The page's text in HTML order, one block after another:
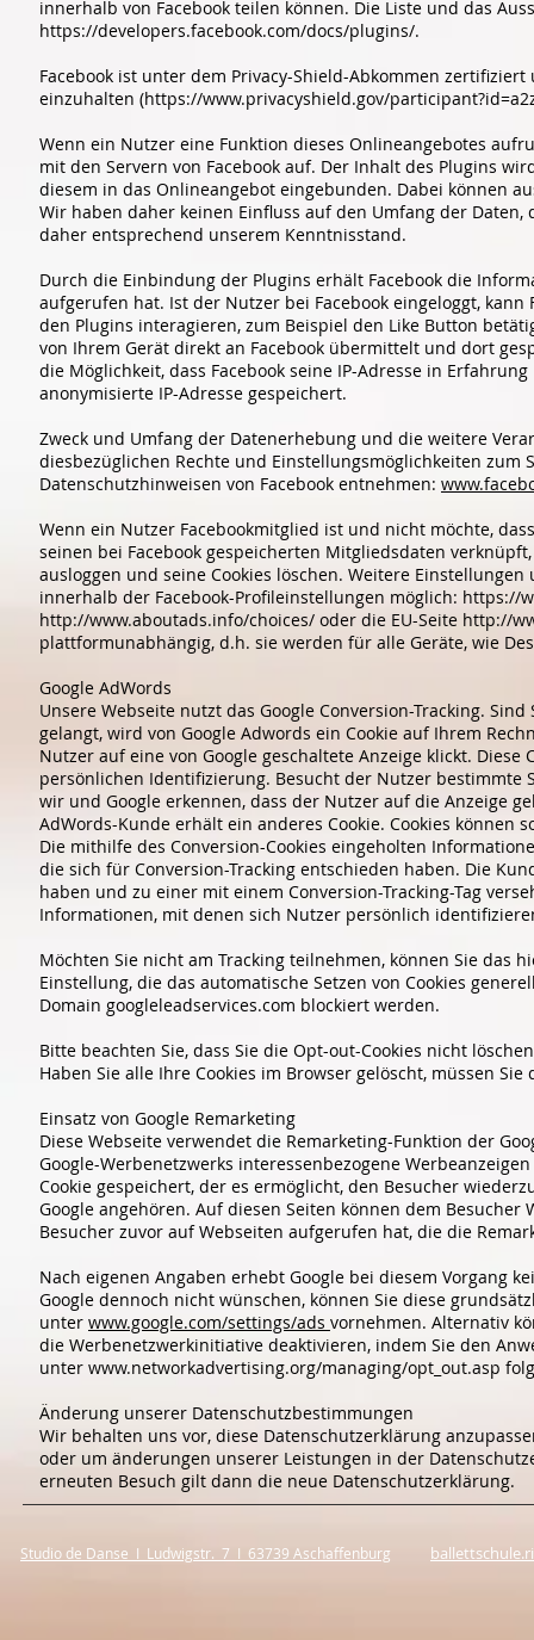
innerhalb von Facebook teilen können. Die Liste und das
https://developers.facebook.com/docs/plugins/.
Facebook ist unter dem Privacy-Shield-Abkommen
einzuhalten (https://www.privacyshield.gov/
Wenn ein Nutzer eine Funktion dieses Onlineangebotes
mit den Servern von Facebook auf. Der Inhalt des Plugins
diesem in das Onlineangebot eingebunden. Dabei können
Wir haben daher keinen Einfluss auf den Umfang der
daher entsprechend unserem Kenntnisstand.
Durch die Einbindung der Plugins erhält Facebook die
aufgerufen hat. Ist der Nutzer bei Facebook eingeloggt,
den Plugins interagieren, zum Beispiel den Like Button
von Ihrem Gerät direkt an Facebook übermittelt und dort
die Möglichkeit, dass Facebook seine IP-Adresse in
anonymisierte IP-Adresse gespeichert.
Zweck und Umfang der Datenerhebung und die weitere
diesbezüglichen Rechte und Einstellungsmöglichkeiten
Datenschutzhinweisen von Facebook entnehmen:
Wenn ein Nutzer Facebookmitglied ist und nicht möchte,
seinen bei Facebook gespeicherten Mitgliedsdaten
ausloggen und seine Cookies löschen. Weitere
innerhalb der Facebook-Profileinstellungen möglich: https://
http://www.aboutads.info/choices/ oder die EU-Seite http://
plattformunabhängig, d.h. sie werden für alle Geräte, wie
Google AdWords
Unsere Webseite nutzt das Google Conversion-Tracking.
gelangt, wird von Google Adwords ein Cookie auf Ihrem
Nutzer auf eine von Google geschaltete Anzeige klickt.
persönlichen Identifizierung. Besucht der Nutzer bestimmte
wir und Google erkennen, dass der Nutzer auf die Anzeige
AdWords-Kunde erhält ein anderes Cookie. Cookies
Die mithilfe des Conversion-Cookies eingeholten
die sich für Conversion-Tracking entschieden haben. Die
haben und zu einer mit einem Conversion-Tracking-Tag
Informationen, mit denen sich Nutzer persönlich
Möchten Sie nicht am Tracking teilnehmen, können Sie das
Einstellung, die das automatische Setzen von Cookies
Domain googleleadservices.com blockiert werden.
Bitte beachten Sie, dass Sie die Opt-out-Cookies nicht
Haben Sie alle Ihre Cookies im Browser gelöscht, müssen
Einsatz von Google Remarketing
Diese Webseite verwendet die Remarketing-Funktion der
Google-Werbenetzwerks interessenbezogene
Cookie gespeichert, der es ermöglicht, den Besucher
Google angehören. Auf diesen Seiten können dem
Besucher zuvor auf Webseiten aufgerufen hat, die die
Nach eigenen Angaben erhebt Google bei diesem Vorgang
Google dennoch nicht wünschen, können Sie diese
unter www.google.com/settings/ads vornehmen. Alternativ
die Werbenetzwerkinitiative deaktivieren, indem Sie den
unter www.networkadvertising.org/managing/opt_out.asp
Änderung unserer Datenschutzbestimmungen
Wir behalten uns vor, diese Datenschutzerklärung
oder um änderungen unserer Leistungen in der
erneuten Besuch gilt dann die neue Datenschutzerklärung.
Studio de Danse I Ludwigstr. 7 I 63739 Aschaffenburg